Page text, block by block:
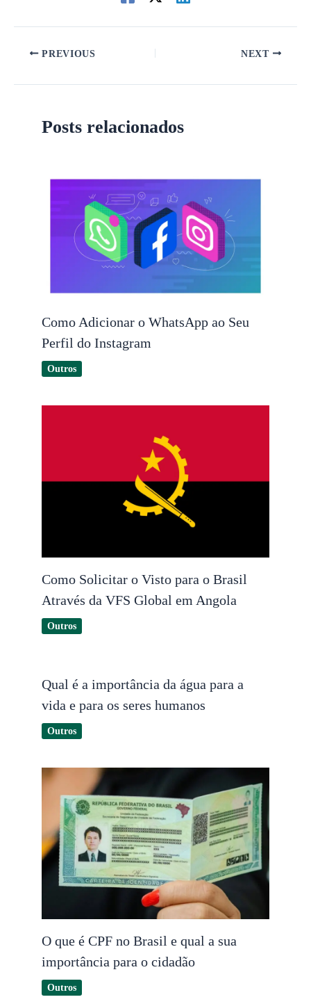
PREVIOUS NEXT
Posts relacionados
Como Adicionar o WhatsApp ao Seu
Perfil do Instagram
Outros
Como Solicitar o Visto para o Brasil
Através da VFS Global em Angola
Outros
Qual é a importância da água para a
vida e para os seres humanos
Outros
O que é CPF no Brasil e qual a sua
importância para o cidadão
Outros